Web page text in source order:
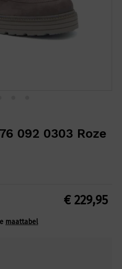
092 0303 Roze
€229,95
maattabel